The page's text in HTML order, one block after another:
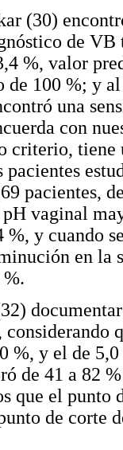
(30)
de VB
%, valor
100 %; y
una
con
criterio, tiene
pacientes
pacientes,
vaginal
y cuando
en la
%, y el de
de 41 a 82
que el
de corte